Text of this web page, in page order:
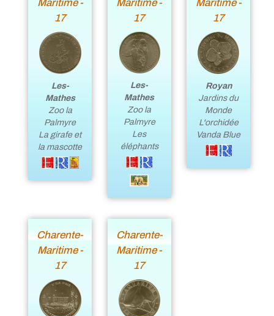
Maritime -
17
Les-
Mathes
Zoo la
Palmyre
La girafe et
la mascotte
Maritime -
17
Les-
Mathes
Zoo la
Palmyre
Les
éléphants
Maritime -
17
Royan
Jardins du
Monde
L'orchidée
Vanda Blue
Charente-
Maritime -
17
Charente-
Maritime -
17